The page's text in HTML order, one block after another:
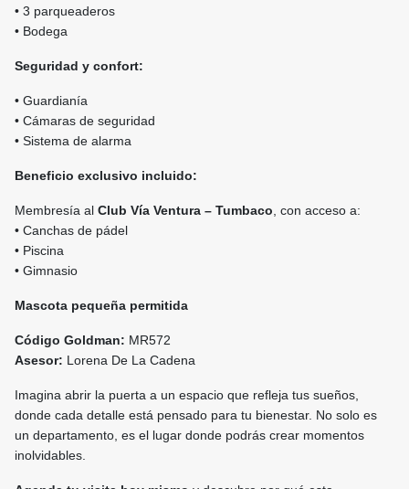
• 3 parqueaderos
• Bodega
Seguridad y confort:
• Guardianía
• Cámaras de seguridad
• Sistema de alarma
Beneficio exclusivo incluido:
Membresía al Club Vía Ventura – Tumbaco , con acceso a:
• Canchas de pádel
• Piscina
• Gimnasio
Mascota pequeña permitida
Código Goldman: MR572
Asesor: Lorena De La Cadena
Imagina abrir la puerta a un espacio que refleja tus sueños,
donde cada detalle está pensado para tu bienestar. No solo es
un departamento, es el lugar donde podrás crear momentos
inolvidables.